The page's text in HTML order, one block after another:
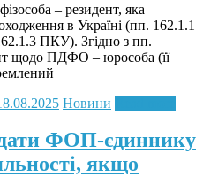
– резидент, яка
в Україні (пп. 162.1.1
ПКУ). Згідно з пп.
щодо ПДФО – юрособа (її
Новини
ФОП-єдиннику
якщо